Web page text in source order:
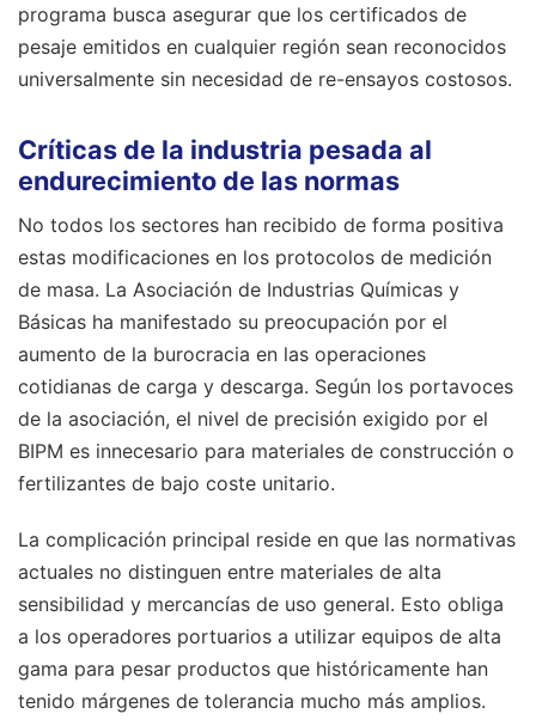
programa busca asegurar que los certificados de
pesaje emitidos en cualquier región sean reconocidos
universalmente sin necesidad de re-ensayos costosos.
Críticas de la industria pesada al
endurecimiento de las normas
No todos los sectores han recibido de forma positiva
estas modificaciones en los protocolos de medición
de masa. La Asociación de Industrias Químicas y
Básicas ha manifestado su preocupación por el
aumento de la burocracia en las operaciones
cotidianas de carga y descarga. Según los portavoces
de la asociación, el nivel de precisión exigido por el
BIPM es innecesario para materiales de construcción o
fertilizantes de bajo coste unitario.
La complicación principal reside en que las normativas
actuales no distinguen entre materiales de alta
sensibilidad y mercancías de uso general. Esto obliga
a los operadores portuarios a utilizar equipos de alta
gama para pesar productos que históricamente han
tenido márgenes de tolerancia mucho más amplios.